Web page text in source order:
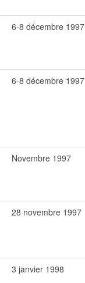
6-8 décembre 1997
6-8 décembre 1997
Novembre 1997
28 novembre 1997
3 janvier 1998